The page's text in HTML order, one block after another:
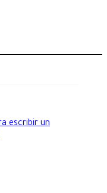
escribir un